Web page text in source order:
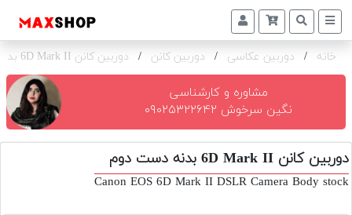
دوربین
و
تجهیزات
و
اکسسوری
خانه / دوربین عکاسی / دوربین کانن / دوربین کانن 6D Mark II بدنه
مشاوره و کارشناسی
نگین سرخوش ۰۹۰۲۵۳۲۲۶۴۲
دوربین کانن 6D Mark II بدنه دست دوم
Canon EOS 6D Mark II DSLR Camera Body stock